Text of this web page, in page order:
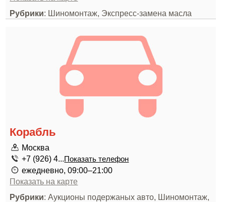
Рубрики: Шиномонтаж, Экспресс-замена масла
Корабль
Москва
+7 (926) 4...Показать телефон
ежедневно, 09:00–21:00
Показать на карте
Рубрики: Аукционы подержаных авто, Шиномонтаж,